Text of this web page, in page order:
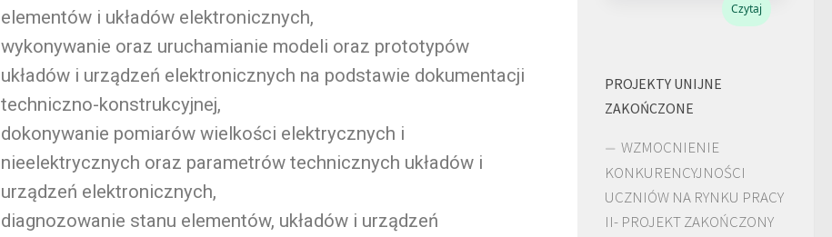
elementów i układów elektronicznych,
wykonywanie oraz uruchamianie modeli oraz prototypów
układów i urządzeń elektronicznych na podstawie dokumentacji
techniczno-konstrukcyjnej,
dokonywanie pomiarów wielkości elektrycznych i
nieelektrycznych oraz parametrów technicznych układów i
urządzeń elektronicznych,
diagnozowanie stanu elementów, układów i urządzeń
Czytaj
PROJEKTY UNIJNE
ZAKOŃCZONE
WZMOCNIENIE
KONKURENCYJNOŚCI
UCZNIÓW NA RYNKU PRACY
II- PROJEKT ZAKOŃCZONY